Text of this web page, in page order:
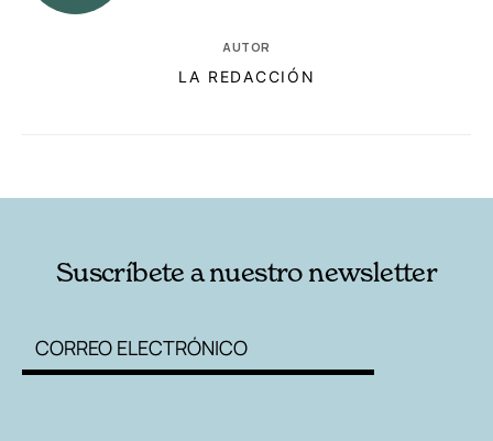
AUTOR
LA REDACCIÓN
Suscríbete a nuestro newsletter